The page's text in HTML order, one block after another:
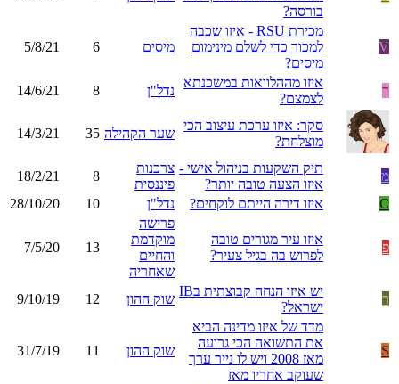
בורסה?
V
מכירת RSU - איזו שכבה
למכור כדי לשלם מינימום
מיסים?
מיסים 6
5/8/21
ד
איזו מההלוואות במשכנתא
לצמצם?
נדל"ן 8
14/6/21
סקר: איזו ערכת עיצוב הכי
מוצלחת?
שער הקהילה 35
14/3/21
מ
תיק השקעות בניהול אישי -
איזו הצעה טובה יותר?
צרכנות
פיננסית
8
18/2/21
C
איזו דירה הייתם לוקחים? נדל"ן 10
28/10/20
פ
איזו עיר מגורים טובה
לפרוש בה בגיל צעיר?
פרישה
מוקדמת
והחיים
שאחריה
13
7/5/20
ר
יש איזו הנחה קבוצתית בIB
ישראל?
שוק ההון 12
9/10/19
S
מדד של איזו מדינה הביא
את התשואה הכי גרועה
מאז 2008 ויש לו נייר ערך
שעוקב אחריו מאז
שוק ההון 11
31/7/19